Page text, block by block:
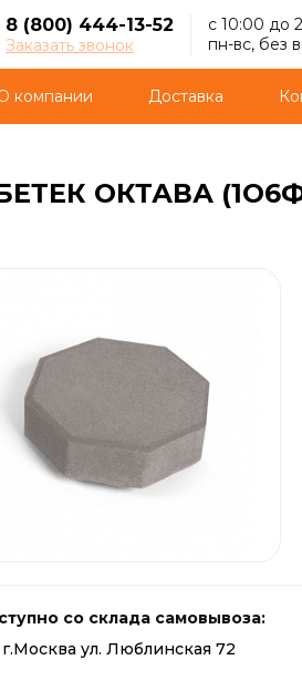
8 (800) 444-13-52
Заказать звонок
с 10:00 до
пн-вс, без
компании Доставка
ОКТАВА
со склада самовывоза:
г.Москва ул. Люблинская 72